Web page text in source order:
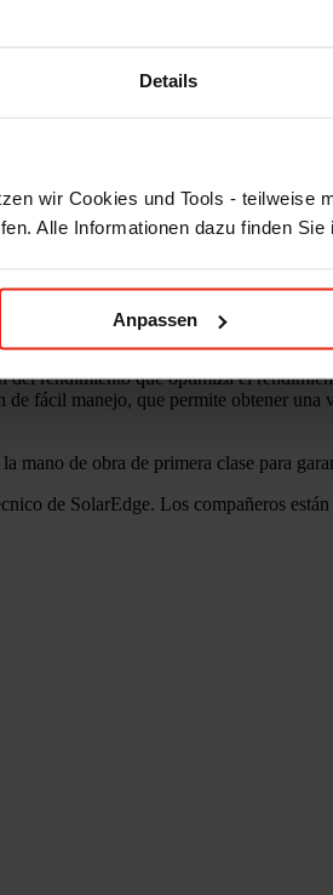
Details
wir Cookies und Tools - teilweise
Alle Informationen dazu finden Sie
Anpassen
cartera. Los revolucionarios
experiencia de SolarEdge nos han
rendimiento que optimiza el
fácil manejo, que permite obtener
mano de obra de primera clase para
de SolarEdge. Los compañeros